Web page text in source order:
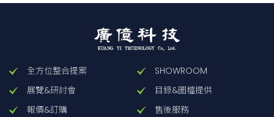
全方位整合提案
SHOWROOM
展覽&研討會
目錄&圖檔提供
報價&訂購
售後服務